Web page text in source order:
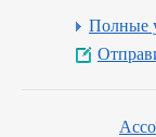
Полные